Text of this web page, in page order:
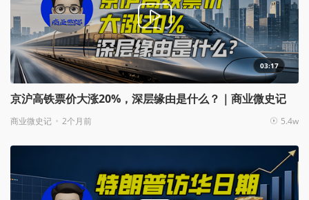
03:17
京沪高铁票价大涨20%，深层缘由是什么？｜商业微史记
商业微史记 2个月前 5.4w